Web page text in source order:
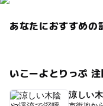
あなたにおすすめの
いこーよとりっぷ
涼しい